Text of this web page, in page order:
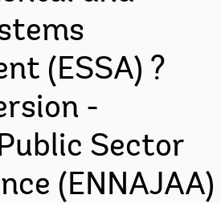
(ESSA) ?
-
Sector
(ENNAJAA)